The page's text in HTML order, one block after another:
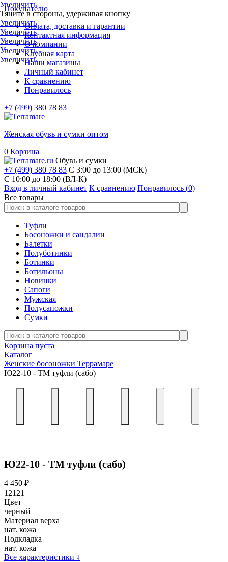
Покупателю
Оплата, доставка и гарантии
Контактная информация
О компании
Клубная карта
Наши магазины
Личный кабинет
К сравнению
Понравилось
+7 (499) 380 78 83
Женская обувь и сумки оптом
0 Корзина
Обувь и сумки
+7 (499) 380 78 83 С 3:00 до 13:00 (МСК)
C 10:00 до 18:00 (ВЛ-К)
Вход в личный кабинет К сравнению Понравилось (0)
Все товары
Туфли
Босоножки и сандалии
Балетки
Полуботинки
Ботинки
Ботильоны
Новинки
Сапоги
Мужская
Полусапожки
Сумки
Корзина пуста
Каталог
Женские босоножки Террамаре
Ю22-10 - ТМ туфли (сабо)
Увеличить
Тяните в стороны, удерживая кнопку
Увеличить
Увеличить
Увеличить
Увеличить
Увеличить
Ю22-10 - ТМ туфли (сабо)
4 450 ₽
12121
Цвет
черный
Материал верха
нат. кожа
Подкладка
нат. кожа
Все характеристики ↓